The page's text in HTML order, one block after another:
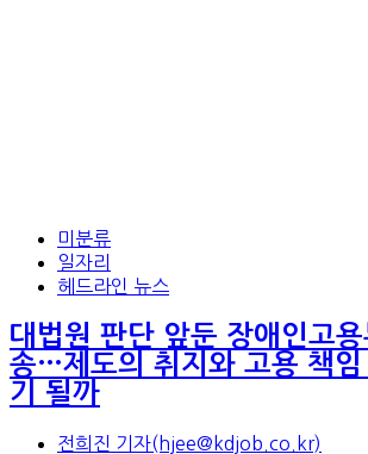
미분류
일자리
헤드라인 뉴스
대법원 판단 앞둔 장애인고
송…제도의 취지와 고용 책임
기 될까
전희진 기자(hjee@kdjob.co.kr)